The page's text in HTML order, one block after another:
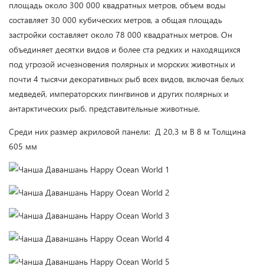
площадь около 300 000 квадратных метров, объем воды
составляет 30 000 кубических метров, а общая площадь
застройки составляет около 78 000 квадратных метров. Он
объединяет десятки видов и более ста редких и находящихся
под угрозой исчезновения полярных и морских животных и
почти 4 тысячи декоративных рыб всех видов, включая белых
медведей, императорских пингвинов и других полярных и
антарктических рыб. представительные животные.
Среди них размер акриловой панели: Д 20,3 м В 8 м Толщина
605 мм